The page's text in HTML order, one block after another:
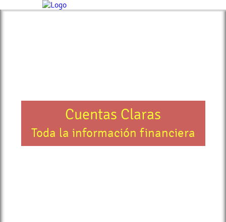
Cuentas Claras
Toda la información financiera